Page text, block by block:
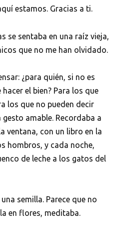
estamos. Gracias a ti.
se sentaba en una raíz vieja,
que no me han olvidado.
¿para quién, si no es
el bien? Para los que
los que no pueden decir
amable. Recordaba a
ventana, con un libro en la
hombros, y cada noche,
de leche a los gatos del
semilla. Parece que no
en flores, meditaba.